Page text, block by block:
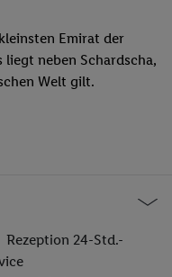
Emirat der
liegt neben Schardscha,
Welt gilt.
der angrenzenden
(ca. 26 km), in
Flughafen
Rezeption 24-Std.-